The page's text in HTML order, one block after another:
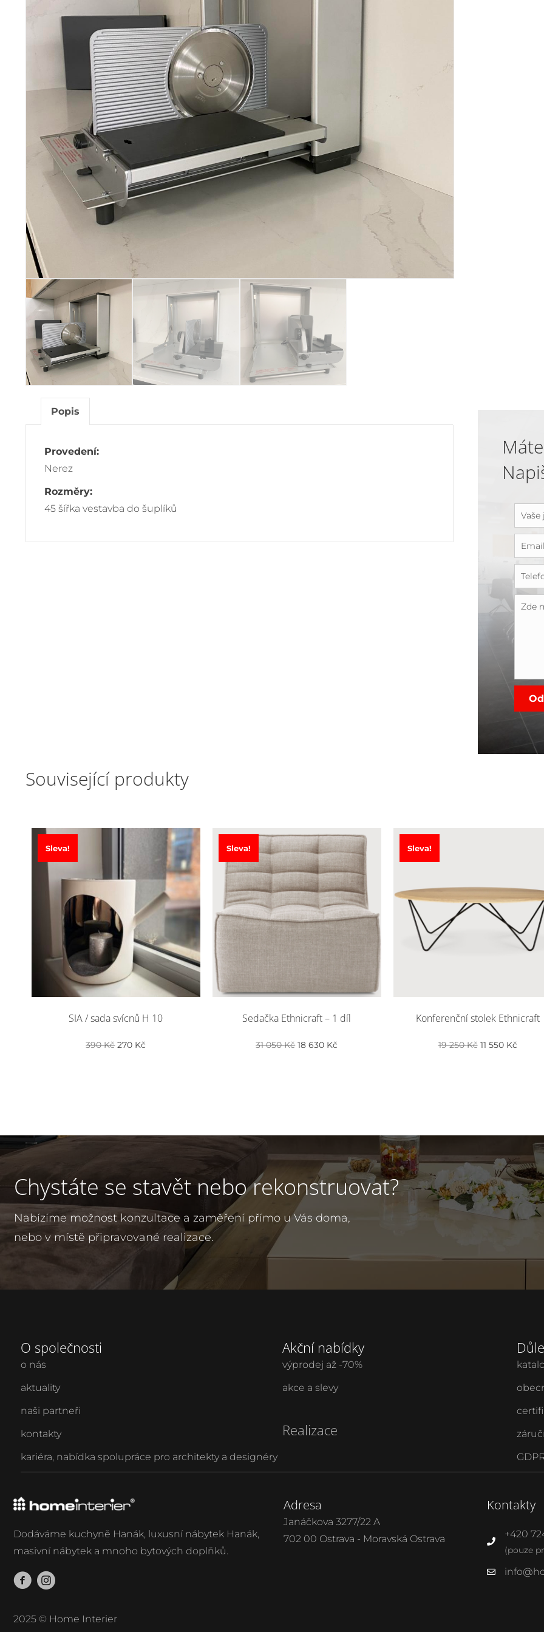
Popis
Provedení:
Nerez
Rozměry:
45 šířka vestavba do šuplíků
Související produkty
Sleva!
SIA / sada svícnů H 10
390Kč
cena
270 Kč
Sleva!
Sedačka Ethnicraft – 1 díl
31 050Kč
cena
18 630 Kč
Sleva!
Konferenční stolek Ethnicraft
19 250Kč
cena
11 550 Kč
cena
Chystáte se stavět nebo rekonstruovat?
Nabízíme možnost konzultace a zaměření přímo u Vás doma,
nebo v místě připravované realizace.
O společnosti
o nás
aktuality
naši partneři
kontakty
kariéra, nabídka spolupráce pro architekty a designéry
Akční nabídky
výprodej až -70%
akce a slevy
Realizace
Dodáváme kuchyně Hanák, luxusní nábytek Hanák,
masivní nábytek a mnoho bytových doplňků.
Adresa
Janáčkova 3277/22 A
702 00 Ostrava - Moravská Ostrava
Kontakty
+420
(pouze
2025 © Home Interier